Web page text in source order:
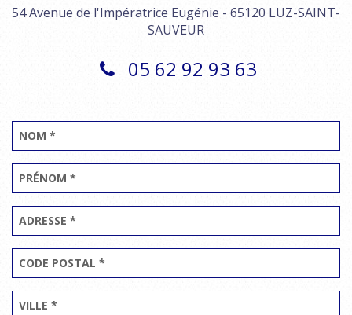
54 Avenue de l'Impératrice Eugénie - 65120 LUZ-SAINT-
SAUVEUR
05 62 92 93 63